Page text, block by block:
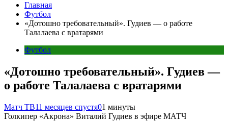
Главная
Футбол
«Дотошно требовательный». Гудиев — о работе
Талалаева с вратарями
Футбол
«Дотошно требовательный». Гудиев —
о работе Талалаева с вратарями
Матч ТВ11 месяцев спустя01 минуты
Голкипер «Акрона» Виталий Гудиев в эфире МАТЧ